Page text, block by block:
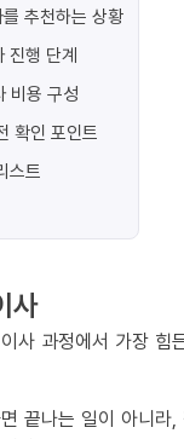
추천하는 상황
진행 단계
비용 구성
확인 포인트
스트
사
사 과정에서 가장
끝나는 일이 아니